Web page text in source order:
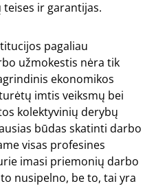
ir garantijas.
pagaliau
užmokestis nėra tik
ekonomikos
imtis veiksmų bei
kolektyvinių derybų
būdas skatinti darbo
visas profesines
imasi priemonių darbo
nusipelno, be to, tai yra